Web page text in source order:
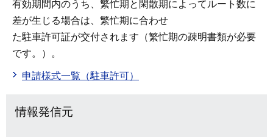
有効期間内のうち、繁忙期と閑散期によってルート数に
差が生じる場合は、繁忙期に合わせ
た駐車許可証が交付されます（繁忙期の疎明書類が必要
です。）。
申請様式一覧（駐車許可）
情報発信元